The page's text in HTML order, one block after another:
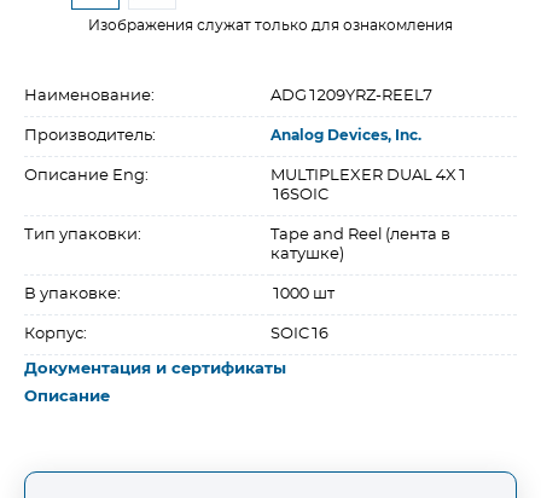
Изображения служат только для ознакомления
Наименование: ADG1209YRZ-REEL7
Производитель: Analog Devices, Inc.
Описание Eng:
MULTIPLEXER DUAL 4X1
16SOIC
Тип упаковки:
Tape and Reel (лента в
катушке)
В упаковке: 1000 шт
Корпус: SOIC16
Документация и сертификаты
Описание